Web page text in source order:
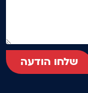
שלחו הודעה